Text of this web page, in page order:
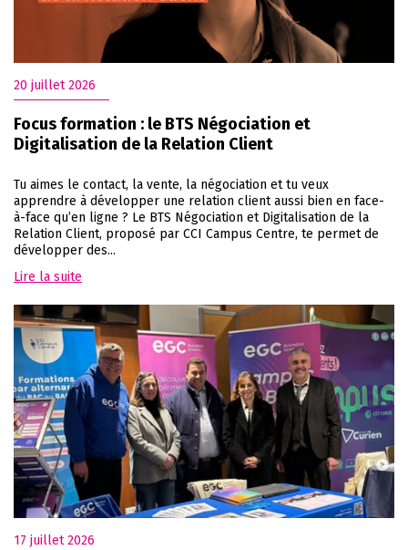
20 juillet 2026
Focus formation : le BTS Négociation et
Digitalisation de la Relation Client
Tu aimes le contact, la vente, la négociation et tu veux
apprendre à développer une relation client aussi bien en face-
à-face qu’en ligne ? Le BTS Négociation et Digitalisation de la
Relation Client, proposé par CCI Campus Centre, te permet de
développer des...
Lire la suite
17 juillet 2026